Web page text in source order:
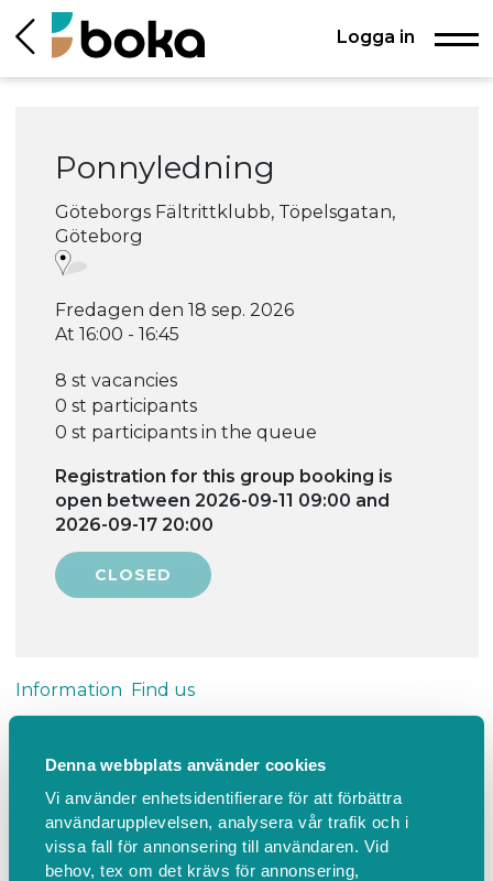
Denna webbplats använder cookies
Vi använder enhetsidentifierare för att förbättra
användarupplevelsen, analysera vår trafik och i
vissa fall för annonsering till användaren. Vid
behov, tex om det krävs för annonsering,
Logga in
Ponnyledning
Göteborgs Fältrittklubb, Töpelsgatan,
Göteborg
Fredagen den 18 sep. 2026
At 16:00 - 16:45
8 st vacancies
0 st participants
0 st participants in the queue
Registration for this group booking is
open between 2026-09-11 09:00 and
2026-09-17 20:00
Information Find us
Ponnyledning
Alla barn är välkomna från det år de fyller 3 år,
oavsett tidigare ridvana.